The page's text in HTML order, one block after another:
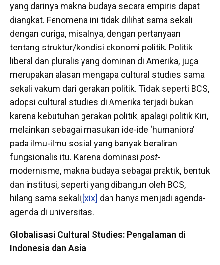
yang darinya makna budaya secara empiris dapat
diangkat. Fenomena ini tidak dilihat sama sekali
dengan curiga, misalnya, dengan pertanyaan
tentang struktur/kondisi ekonomi politik. Politik
liberal dan pluralis yang dominan di Amerika, juga
merupakan alasan mengapa cultural studies sama
sekali vakum dari gerakan politik. Tidak seperti BCS,
adopsi cultural studies di Amerika terjadi bukan
karena kebutuhan gerakan politik, apalagi politik Kiri,
melainkan sebagai masukan ide-ide ‘humaniora’
pada ilmu-ilmu sosial yang banyak beraliran
fungsionalis itu. Karena dominasi post-
modernisme, makna budaya sebagai praktik, bentuk
dan institusi, seperti yang dibangun oleh BCS,
hilang sama sekali,[xix] dan hanya menjadi agenda-
agenda di universitas.
Globalisasi Cultural Studies: Pengalaman di
Indonesia dan Asia